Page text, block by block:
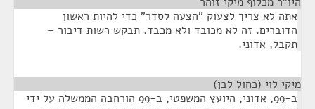
אתה לא צריך לצעוק "הצעה לסדר" כדי להיות ראשון
הדוברים. זה לא מכובד ולא מכבד. תבקש רשות דיבור –
תקבל, אדוני.
מיקי לוי (כחול לבן)
ב-99, אדוני, היועץ המשפטי, ב-99 הורחבה הממשלה על ידי